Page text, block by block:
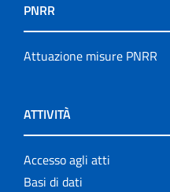
PNRR
Attuazione misure PNRR
ATTIVITÀ
Accesso agli atti
Basi di dati